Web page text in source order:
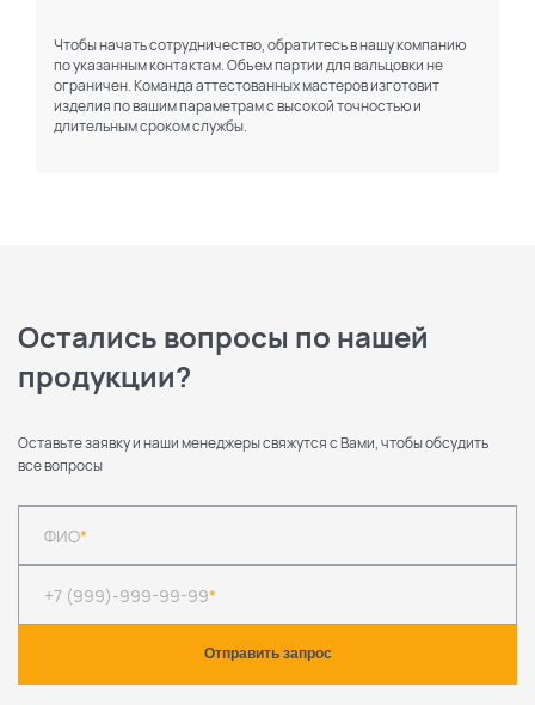
Чтобы начать сотрудничество, обратитесь в нашу компанию
по указанным контактам. Объем партии для вальцовки не
ограничен. Команда аттестованных мастеров изготовит
изделия по вашим параметрам с высокой точностью и
длительным сроком службы.
Остались вопросы по нашей
продукции?
Оставьте заявку и наши менеджеры свяжутся с Вами, чтобы обсудить
все вопросы
ФИО*
+7 (999)-999-99-99*